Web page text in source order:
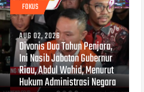
FOKUS
AUG 02, 2026
Divonis Dua Tahun Penjara,
Ini Nasib Jabatan Gubernur
Riau, Abdul Wahid, Menurut
Hukum Administrasi Negara